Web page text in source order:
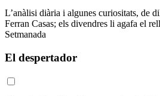
L’anàlisi diària i algunes curiositats, de
Ferran Casas; els divendres li agafa el
Setmanada
El despertador